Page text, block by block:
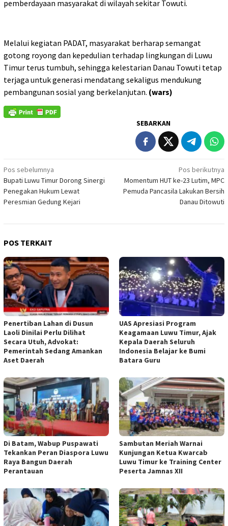
pemberdayaan masyarakat di wilayah sekitar Towuti.
Melalui kegiatan PADAT, masyarakat berharap semangat
gotong royong dan kepedulian terhadap lingkungan di Luwu
Timur terus tumbuh, sehingga kelestarian Danau Towuti tetap
terjaga untuk generasi mendatang sekaligus mendukung
pembangunan sosial yang berkelanjutan. (wars)
SEBARKAN
Navigasi
pos
Pos sebelumnya
Bupati Luwu Timur Dorong Sinergi
Penegakan Hukum Lewat
Peresmian Gedung Kejari
Pos berikutnya
Momentum HUT ke-23 Lutim, MPC
Pemuda Pancasila Lakukan Bersih
Danau Ditowuti
POS TERKAIT
Penertiban Lahan di Dusun
Laoli Dinilai Perlu Dilihat
Secara Utuh, Advokat:
Pemerintah Sedang Amankan
Aset Daerah
UAS Apresiasi Program
Keagamaan Luwu Timur, Ajak
Kepala Daerah Seluruh
Indonesia Belajar ke Bumi
Batara Guru
Di Batam, Wabup Puspawati
Tekankan Peran Diaspora Luwu
Raya Bangun Daerah
Perantauan
Sambutan Meriah Warnai
Kunjungan Ketua Kwarcab
Luwu Timur ke Training Center
Peserta Jamnas XII